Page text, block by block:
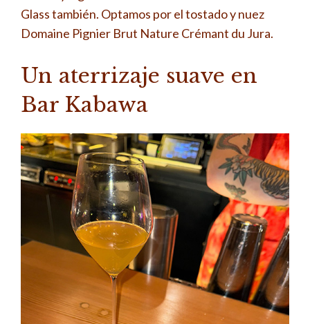
Glass también. Optamos por el tostado y nuez
Domaine Pignier Brut Nature Crémant du Jura.
Un aterrizaje suave en
Bar Kabawa